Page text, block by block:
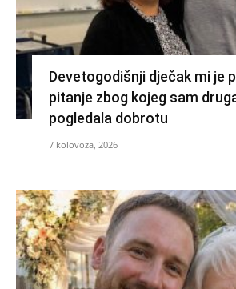
Devetogodišnji dječak mi je
pitanje zbog kojeg sam
pogledala dobrotu
7 kolovoza, 2026